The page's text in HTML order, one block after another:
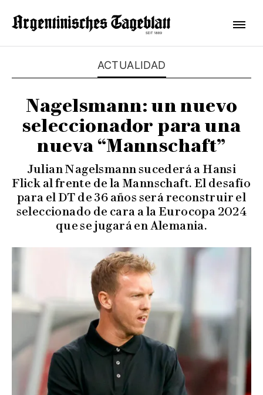
ACTUALIDAD
Nagelsmann: un nuevo
seleccionador para una
nueva “Mannschaft”
Julian Nagelsmann sucederá a Hansi
Flick al frente de la Mannschaft. El desafío
para el DT de 36 años será reconstruir el
seleccionado de cara a la Eurocopa 2024
que se jugará en Alemania.